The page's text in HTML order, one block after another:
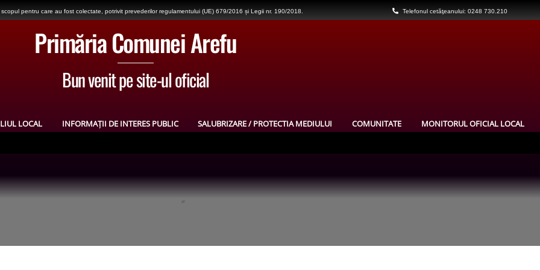
pentru care au fost colectate, potrivit prevederilor regulamentului (UE) 679/2016 și Legii nr. 190/2018. Telefonul cetăţeanului: 0248 730.210
Primăria Comunei Arefu
Bun venit pe site-ul oficial
LOCAL INFORMAȚII DE INTERES PUBLIC SALUBRIZARE / PROTECTIA MEDIULUI COMUNITATE MONITORUL OFICIAL LOCAL